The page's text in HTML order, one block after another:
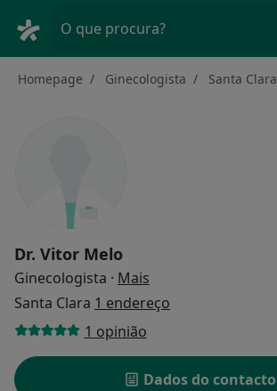
O que procura?
Homepage Ginecologista Santa Clara
Dr. Vitor Melo
Ginecologista · Mais
Santa Clara 1 endereço
1 opinião
Dados do contacto